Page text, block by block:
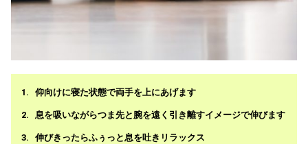
仰向けに寝た状態で両手を上にあげます
息を吸いながらつま先と腕を遠く引き離すイメージで伸びます
伸びきったらふぅっと息を吐きリラックス